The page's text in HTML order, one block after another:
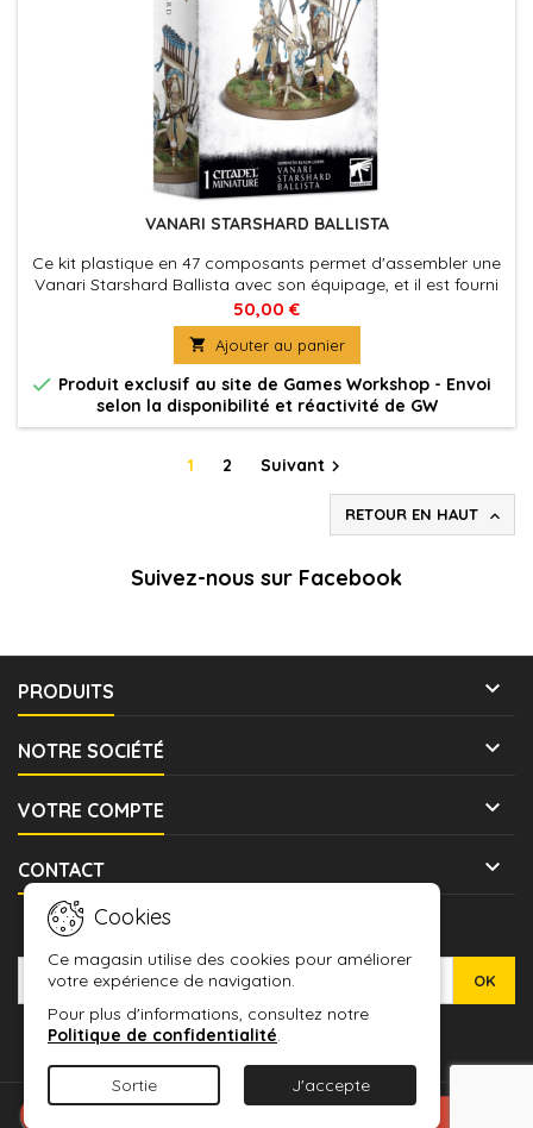
VANARI STARSHARD BALLISTA
Ce kit plastique en 47 composants permet d'assembler une
Vanari Starshard Ballista avec son équipage, et il est fourni
avec 1x socle rond Citadel de 80mm.
50,00 €
 Ajouter au panier
 Produit exclusif au site de Games Workshop - Envoi
selon la disponibilité et réactivité de GW
1 2 Suivant
RETOUR EN HAUT 
Suivez-nous sur Facebook
PRODUITS 
NOTRE SOCIÉTÉ 
VOTRE COMPTE 
CONTACT 
Cookies
Ce magasin utilise des cookies pour améliorer
votre expérience de navigation.
Pour plus d'informations, consultez notre
Politique de confidentialité.
Sortie J'accepte
LETTRE D'INFORMATIONS
© Copyright 2026 WARMASHOP - L'ANTRE DES JEUX. All Rights